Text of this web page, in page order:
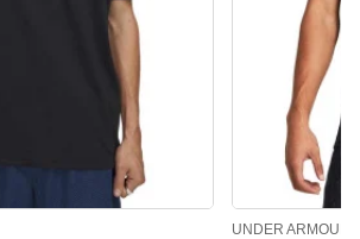
UNDER ARMOUR